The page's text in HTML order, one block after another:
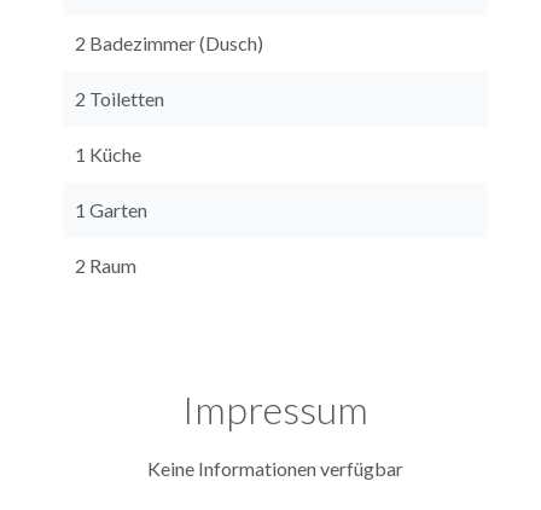
2 Badezimmer (Dusch)
2 Toiletten
1 Küche
1 Garten
2 Raum
Impressum
Keine Informationen verfügbar